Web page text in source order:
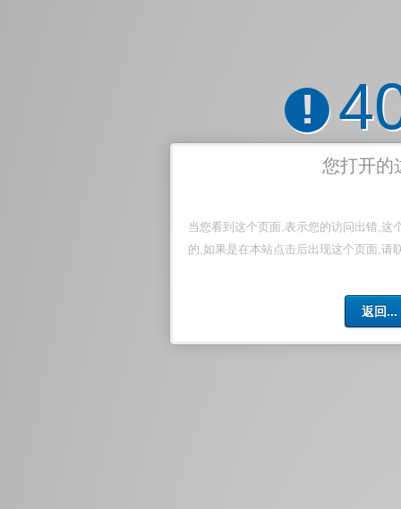
!
您打开的
当您看到这个页面,表示您的访问出错,这
的,如果是在本站点击后出现这个页面,请
返回...